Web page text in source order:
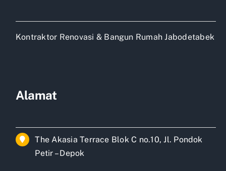
Kontraktor Renovasi & Bangun Rumah Jabodetabek
Alamat
The Akasia Terrace Blok C no.10, Jl. Pondok
Petir – Depok